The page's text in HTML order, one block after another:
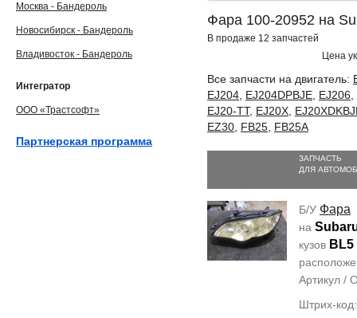
Фара 100-20952 на
В продаже 12 запчастей
Цена
Все запчасти на двигатель:
EJ204 EJ204DPBJE EJ206
EJ20-TT, EJ20X
EZ30 FB25 FB25A
ЗАПЧАСТЬ
ДЛЯ
Б/У Фара
на
кузов BL5
Артикул /
Штрих-
Москва - Бандероль
Новосибирск - Бандероль
Владивосток - Бандероль
Интегратор
ООО «Трастсофт»
Партнерская программа